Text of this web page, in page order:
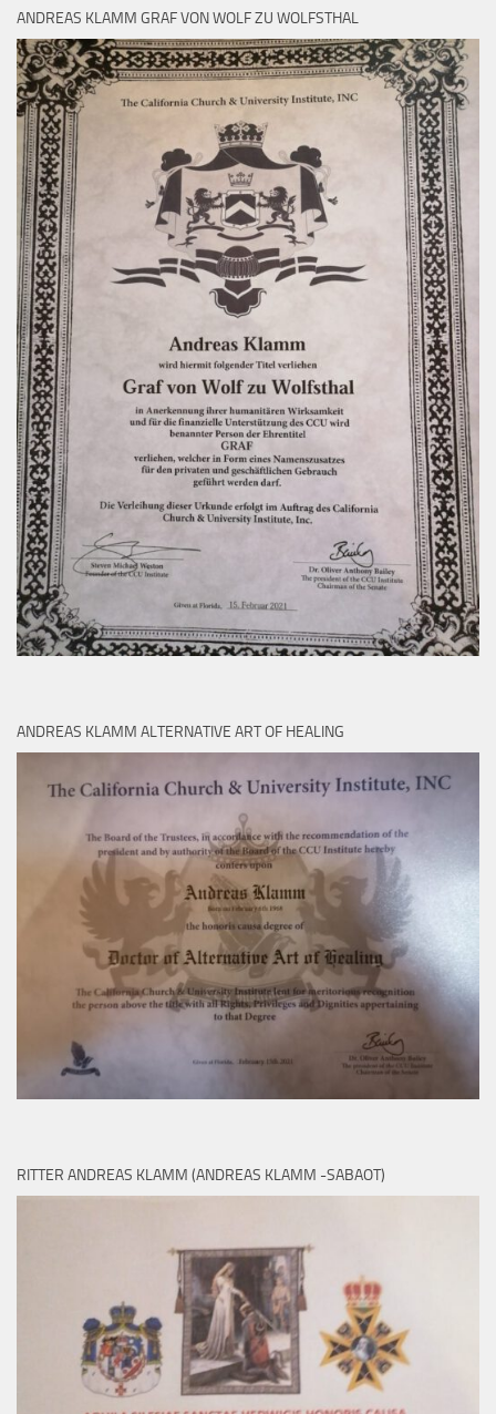
ANDREAS KLAMM GRAF VON WOLF ZU WOLFSTHAL
ANDREAS KLAMM ALTERNATIVE ART OF HEALING
RITTER ANDREAS KLAMM (ANDREAS KLAMM -SABAOT)